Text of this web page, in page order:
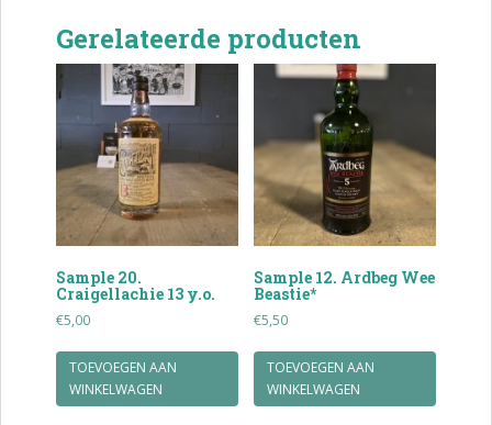
Gerelateerde producten
Sample 20.
Craigellachie 13 y.o.
€5,00
TOEVOEGEN AAN
WINKELWAGEN
Sample 12. Ardbeg Wee
Beastie*
€5,50
TOEVOEGEN AAN
WINKELWAGEN